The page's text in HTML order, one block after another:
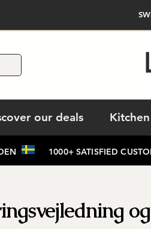
our deals Kitchen
1000+ SATISFIED